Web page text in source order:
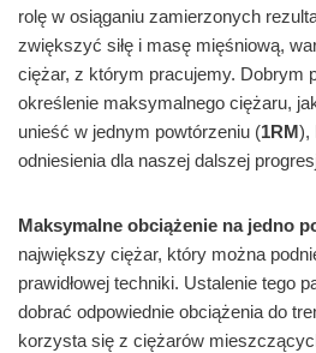
rolę w osiąganiu zamierzonych
zwiększyć siłę i masę mięśniową,
ciężar, z którym pracujemy. Dobrym
określenie maksymalnego ciężaru,
unieść w jednym powtórzeniu (1RM),
odniesienia dla naszej dalszej
Maksymalne obciążenie na jedno
największy ciężar, który można
prawidłowej techniki. Ustalenie tego
dobrać odpowiednie obciążenia do
korzysta się z ciężarów